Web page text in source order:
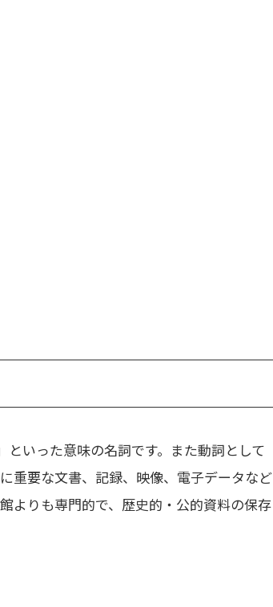
いった意味の名詞です。また動詞として
重要な文書、記録、映像、電子データなど
よりも専門的で、歴史的・公的資料の保存